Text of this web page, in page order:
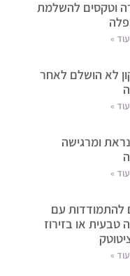
וטקסים להשלמת
»
לא הושלם לאחר
»
ומרגישה
»
להתמודדות עם
טבעית או בזירוז
»